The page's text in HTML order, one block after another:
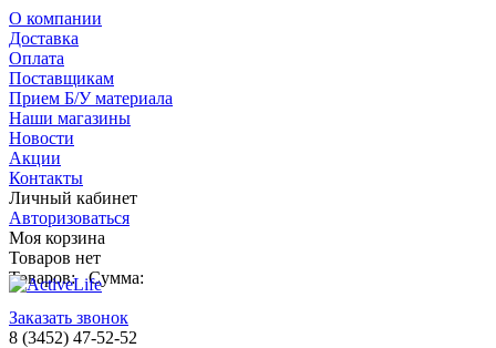
О компании
Доставка
Оплата
Поставщикам
Прием Б/У материала
Наши магазины
Новости
Акции
Контакты
Личный кабинет
Авторизоваться
Моя корзина
Товаров нет
Товаров: Сумма:
Заказать звонок
8 (3452) 47-52-52